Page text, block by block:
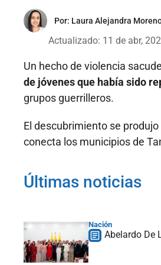
Por: Laura Alejandra
Actualizado: 11 de abr,
Un hecho de violencia
de jóvenes que había sido
grupos guerrilleros.
El descubrimiento se
conecta los municipios de
Últimas noticias
Nación
Abelardo De